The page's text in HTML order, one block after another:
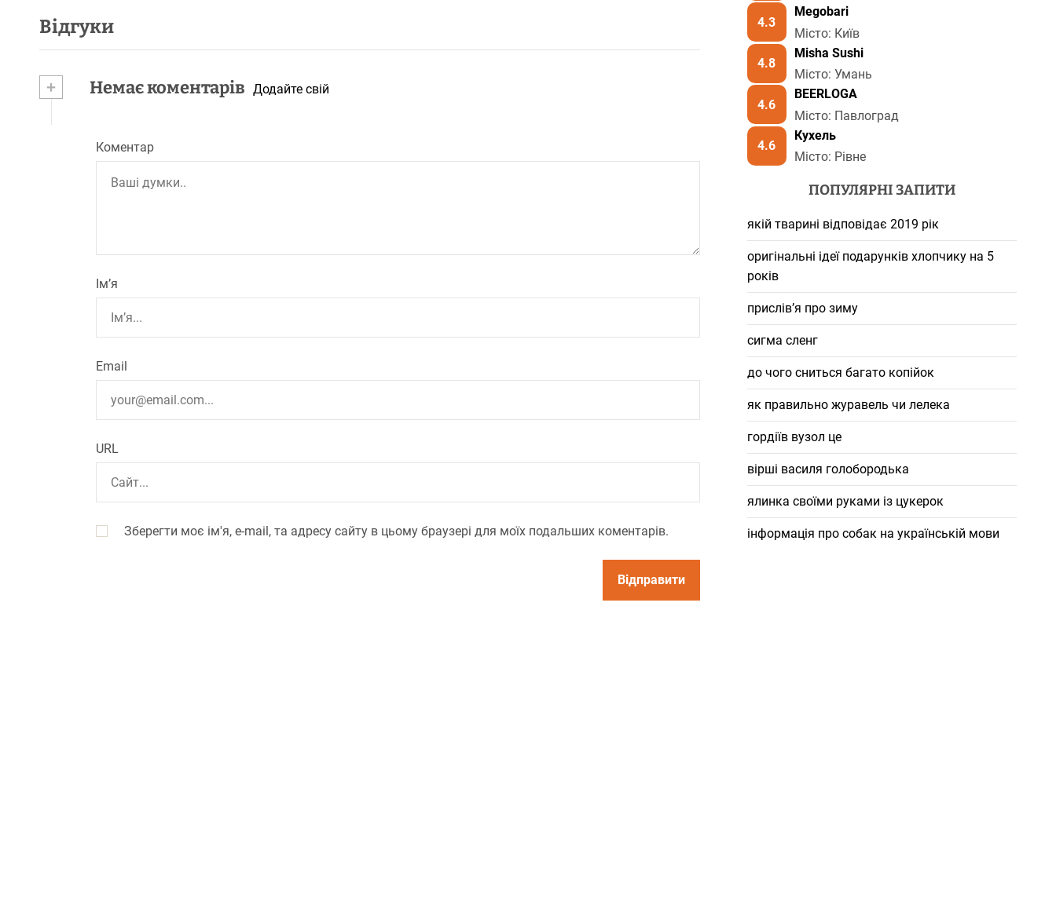
Відгуки
+ Немає коментарів Додайте свій
Коментар
Ім’я
Email
URL
Зберегти моє ім'я, e-mail, та адресу сайту в цьому браузері для моїх подальших коментарів.
4.3
Megobari
Місто: Київ
4.8
Misha Sushi
Місто: Умань
4.6
BEERLOGA
Місто: Павлоград
4.6
Кухель
Місто: Рівне
ПОПУЛЯРНІ ЗАПИТИ
якій тварині відповідає 2019 рік
оригінальні ідеї подарунків хлопчику на 5
років
прислів’я про зиму
сигма сленг
до чого сниться багато копійок
як правильно журавель чи лелека
гордіїв вузол це
вірші василя голобородька
ялинка своїми руками із цукерок
інформація про собак на українській мови